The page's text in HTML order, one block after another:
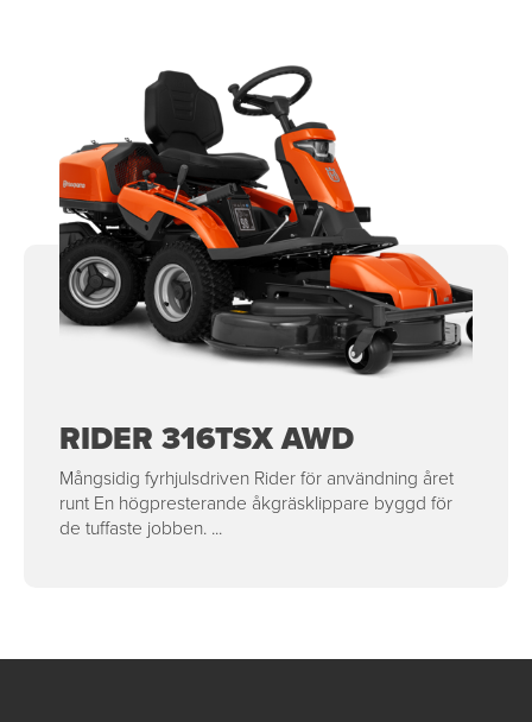
RIDER 316TSX AWD
Mångsidig fyrhjulsdriven Rider för användning året
runt En högpresterande åkgräsklippare byggd för
de tuffaste jobben. ...